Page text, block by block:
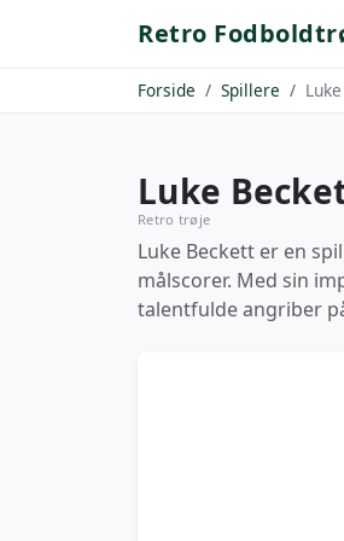
Retro
Forside Spillere
Luke
Retro trøje
Luke Beckett er en
målscorer. Med sin
talentfulde angriber